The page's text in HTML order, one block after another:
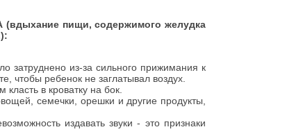
пищи, содержимого желудка
затруднено из-за сильного прижимания к
чтобы ребенок не заглатывал воздух.
в кроватку на бок.
семечки, орешки и другие продукты,
издавать звуки - это признаки